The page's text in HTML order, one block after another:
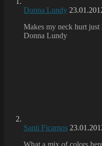
Donna Lundy
Makes my neck hurt
Donna Lundy
Santi Ficarnos
What a mix of colors